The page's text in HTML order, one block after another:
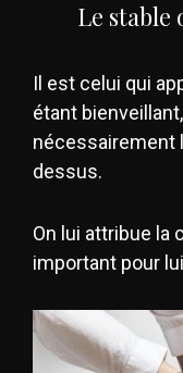
Le stable
Il est celui qui
étant
nécessairement
dessus.
On lui attribue la
important pour